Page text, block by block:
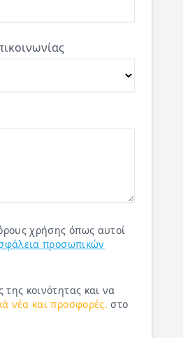
χρήσης όπως αυτοί
προσωπικών
κοινότητας και να
νέα και προσφορές. στο